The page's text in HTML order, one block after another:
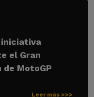
iniciativa
el Gran
de MotoGP
Leer más >>>